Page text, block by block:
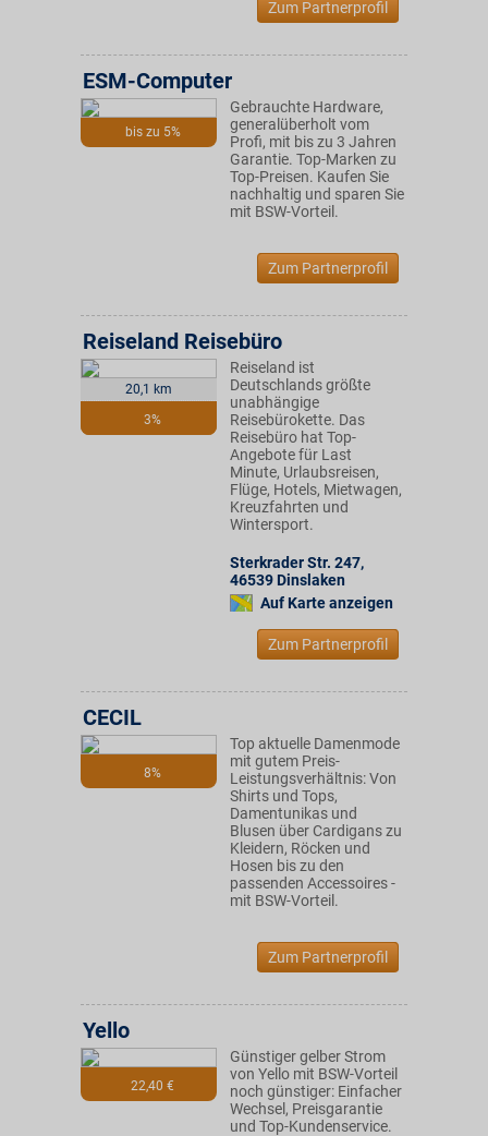
Zum Partnerprofil
bis zu 5%
ESM-Computer
Gebrauchte Hardware,
generalüberholt vom
Profi, mit bis zu 3 Jahren
Garantie. Top-Marken zu
Top-Preisen. Kaufen Sie
nachhaltig und sparen Sie
mit BSW-Vorteil.
Zum Partnerprofil
20,1 km
3%
Reiseland Reisebüro
Reiseland ist
Deutschlands größte
unabhängige
Reisebürokette. Das
Reisebüro hat Top-
Angebote für Last
Minute, Urlaubsreisen,
Flüge, Hotels, Mietwagen,
Kreuzfahrten und
Wintersport.
Sterkrader Str. 247,
46539 Dinslaken
Auf Karte anzeigen
Zum Partnerprofil
8%
CECIL
Top aktuelle Damenmode
mit gutem Preis-
Leistungsverhältnis: Von
Shirts und Tops,
Damentunikas und
Blusen über Cardigans zu
Kleidern, Röcken und
Hosen bis zu den
passenden Accessoires -
mit BSW-Vorteil.
Zum Partnerprofil
22,40 €
Yello
Günstiger gelber Strom
von Yello mit BSW-Vorteil
noch günstiger: Einfacher
Wechsel, Preisgarantie
und Top-Kundenservice.